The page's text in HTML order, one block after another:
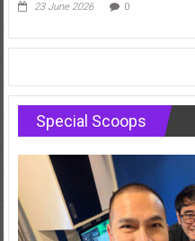
23 June 2026 0
Special Scoops